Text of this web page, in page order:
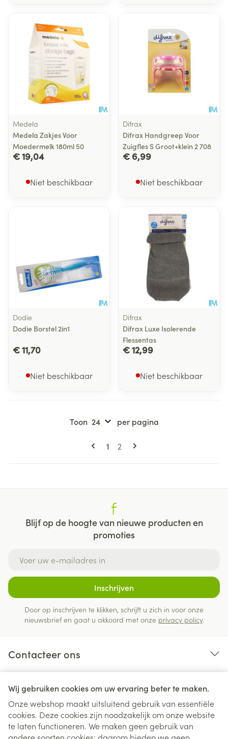
Wij gebruiken cookies om uw ervaring beter te maken.
Onze webshop maakt uitsluitend gebruik van essentiële
cookies. Deze cookies zijn noodzakelijk om onze website
te laten functioneren. We maken geen gebruik van
Medela
Medela Zakjes Voor
Moedermelk 180ml 50
€ 19,04
Niet beschikbaar
Difrax
Difrax Handgreep Voor
Zuigfles S Groot+klein 2 708
€ 6,99
Niet beschikbaar
Dodie
Dodie Borstel 2in1
€ 11,70
Niet beschikbaar
Difrax
Difrax Luxe Isolerende
Flessentas
€ 12,99
Niet beschikbaar
Pagina's
U lees momenteel pagina
1 Pagina
2
Toon per pagina
Blijf op de hoogte van nieuwe producten en
promoties
Inschrijven
Door op inschrijven te klikken, schrijft u zich in voor onze
nieuwsbrief en gaat u akkoord met onze privacy policy.
Contacteer ons